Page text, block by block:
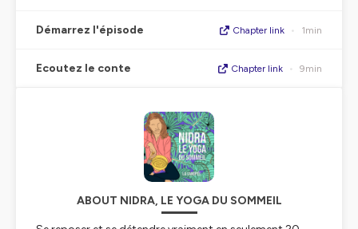
Démarrez l'épisode Chapter link • 1min
Ecoutez le conte Chapter link • 9min
ABOUT NIDRA, LE YOGA DU SOMMEIL